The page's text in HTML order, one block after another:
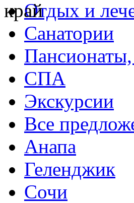
Отдых и
Санатории
СПА
Экскурсии
Все
Анапа
Геленджик
Сочи